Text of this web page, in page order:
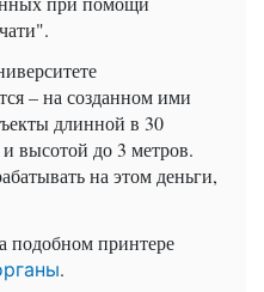
– на созданном ими
длинной в 30
высотой до 3 метров.
на этом деньги,
принтере
.